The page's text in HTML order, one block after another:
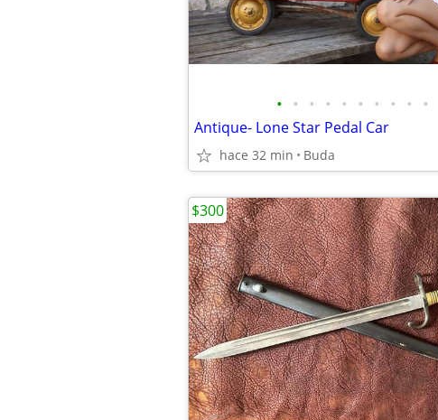
• • • • • • • • • •
Antique- Lone Star Pedal Car
hace 32 min Buda
$300